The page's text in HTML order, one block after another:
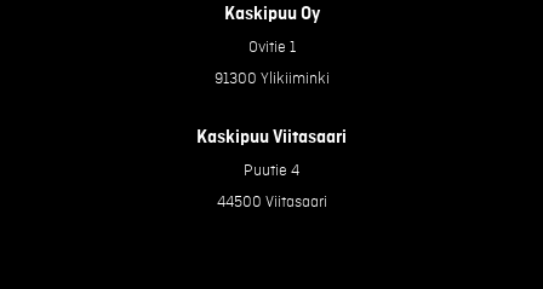
Kaskipuu Oy
Ovitie 1
91300 Ylikiiminki
Kaskipuu Viitasaari
Puutie 4
44500 Viitasaari